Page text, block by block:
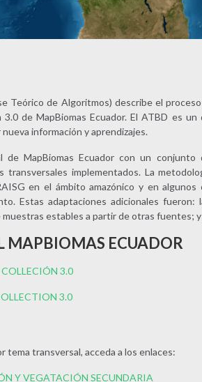
Teórico de Algoritmos) describe el
3.0 de MapBiomas Ecuador. El ATBD es
información y aprendizajes.
de MapBiomas Ecuador con un
transversales implementados. La
en el ámbito amazónico y en
Estas adaptaciones adicionales
estables a partir de otras fuentes;
MAPBIOMAS ECUADOR
3.0
3.0
tema transversal, acceda a los enlaces:
Y VEGATACIÓN SECUNDARIA